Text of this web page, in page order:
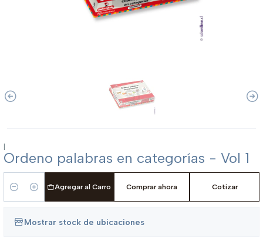
|
Ordeno palabras en categorías - Vol 1
Cantidad
Agregar al Carro Comprar ahora Cotizar
Mostrar stock de ubicaciones